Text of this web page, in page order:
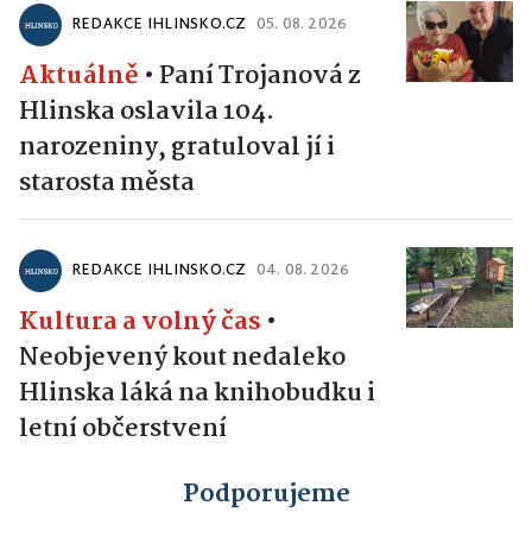
REDAKCE IHLINSKO.CZ 05. 08. 2026
Aktuálně • Paní Trojanová z
Hlinska oslavila 104.
narozeniny, gratuloval jí i
starosta města
REDAKCE IHLINSKO.CZ 04. 08. 2026
Kultura a volný čas •
Neobjevený kout nedaleko
Hlinska láká na knihobudku i
letní občerstvení
Podporujeme